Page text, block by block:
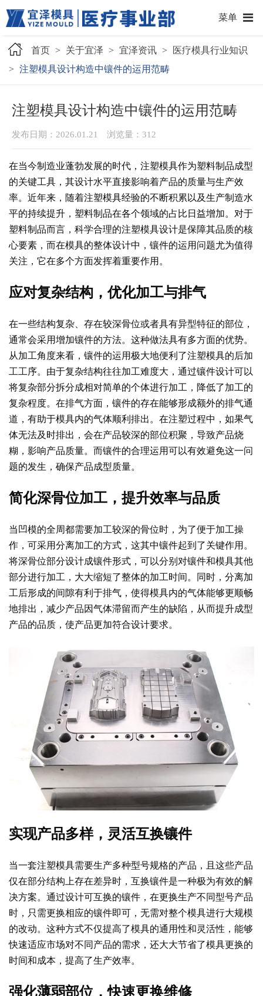
菜单
首页 > 关于宜泽 > 宜泽资讯 >
医疗模具行业知识
> 注塑模具设计构造中镶件的运用范畴
注塑模具设计构造中镶件的运用范畴
发布日期：2026.01.21 浏览量： 312
在当今制造业蓬勃发展的时代，注塑模具作为塑料制品成型
的关键工具，其设计水平直接影响着产品的质量与生产效
率。近年来，随着注塑模具经验的不断积累以及生产制造水
平的持续提升，塑料制品在各个领域的占比日益增加。对于
塑料制品而言，科学合理的注塑模具设计是保障其品质的核
心要素，而在模具的整体设计中，镶件的运用问题尤为值得
关注，它在多个方面发挥着重要作用。
应对复杂结构，优化加工与排气
在一些结构复杂、存在较深骨位或者具有异型特征的部位，
通常会采用增加镶件的方法。这种做法具有多方面的优势。
从加工角度来看，镶件的运用极大地便利了注塑模具的后加
工工序。由于复杂结构往往加工难度大，通过镶件设计可以
将复杂部分拆分成相对简单的个体进行加工，降低了加工的
复杂程度。在排气方面，镶件的存在能够形成额外的排气通
道，有助于模具内的气体顺利排出。在注塑过程中，如果气
体无法及时排出，会在产品较深的部位积聚，导致产品烧
糊，影响产品质量。而镶件的合理运用可以有效避免这一问
题的发生，确保产品成型质量。
简化深骨位加工，提升效率与品质
当凹模的全周都需要加工较深的骨位时，为了便于加工操
作，可采用分离加工的方式，这其中镶件起到了关键作用。
将深骨位部分设计成镶件形式，可以分别对镶件和模具其他
部分进行加工，大大缩短了整体的加工时间。同时，分离加
工后形成的间隙有利于排气，使得模具内的气体能够更顺畅
地排出，减少产品因气体滞留而产生的缺陷，从而提升成型
产品的品质，使产品更加符合设计要求。
实现产品多样，灵活互换镶件
当一套注塑模具需要生产多种型号规格的产品，且这些产品
仅在部分结构上存在差异时，互换镶件是一种极为有效的解
决方案。通过设计可互换的镶件，在更换生产不同型号产品
时，只需更换相应的镶件即可，无需对整个模具进行大规模
的改动。这种方式不仅提高了模具的通用性和灵活性，能够
快速适应市场对不同产品的需求，还大大节省了模具更换的
时间和成本，提高了生产效率。
强化薄弱部位，快速更换维修